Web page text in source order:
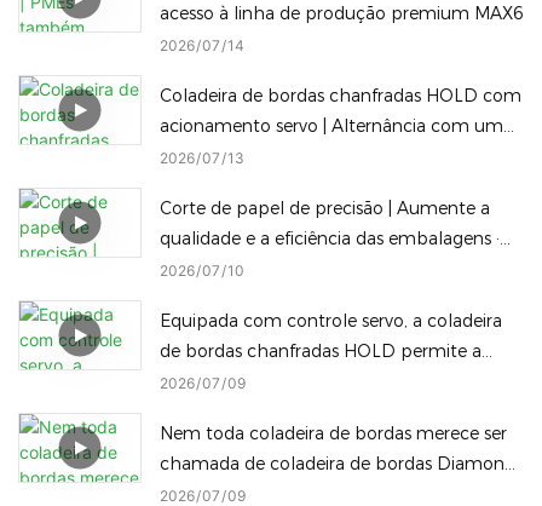
acesso à linha de produção premium MAX6
2026 07 14
Coladeira de bordas chanfradas HOLD com
acionamento servo | Alternância com um
clique entre selagem de borda reta
2026 07 13
Corte de papel de precisão | Aumente a
qualidade e a eficiência das embalagens ·
Máquina de embalagem inteligente HOLD
2026 07 10
Equipada com controle servo, a coladeira
de bordas chanfradas HOLD permite a
troca instantânea, com um único clique, de
bordas chanfradas, reduzindo o tempo de
inatividade.
2026 07 09
Nem toda coladeira de bordas merece ser
chamada de coladeira de bordas Diamond
Edge — e nem toda máquina Diamond
2026 07 09